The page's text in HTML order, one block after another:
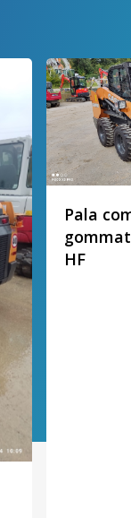
Pala
HF